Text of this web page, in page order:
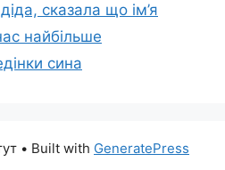
сказала що ім’я
найбільше
сина
• Built with GeneratePress